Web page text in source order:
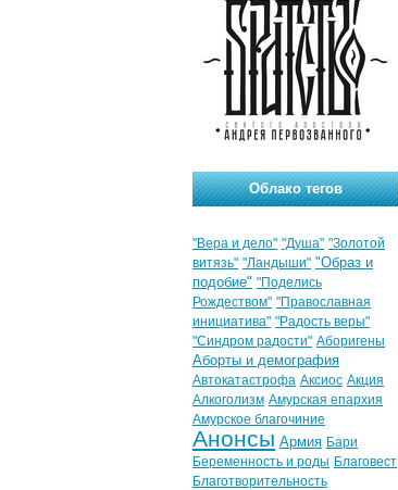
Облако тегов
"Вера и дело" "Душа" "Золотой
витязь" "Ландыши" "Образ и
подобие" "Поделись
Рождеством" "Православная
инициатива" "Радость веры"
"Синдром радости" Аборигены
Аборты и демография
Автокатастрофа Аксиос Акция
Алкоголизм Амурская епархия
Амурское благочиние
Анонсы Армия Бари
Беременность и роды Благовест
Благотворительность